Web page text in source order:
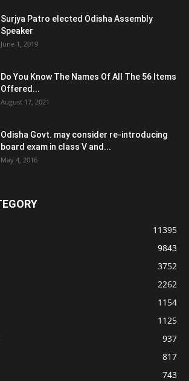
Surjya Patro elected Odisha Assembly
Speaker
June 1, 2019
Do You Know The Names Of All The 56 Items
Offered...
August 17, 2021
Odisha Govt. may consider re-introducing
board exam in class V and...
May 4, 2016
11395
9843
3752
2262
1154
1125
937
817
743